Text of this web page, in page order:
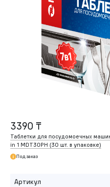
3390 ₸
Таблетки для посудомоечных
in 1 MDT30PH (30 шт. в упаковке)
Под заказ
Артикул